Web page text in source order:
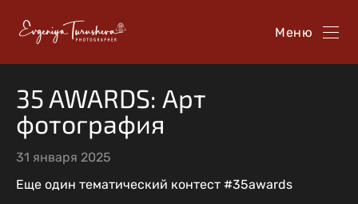
Меню
35 AWARDS: Арт
фотография
31 января 2025
Еще один тематический контест #35awards